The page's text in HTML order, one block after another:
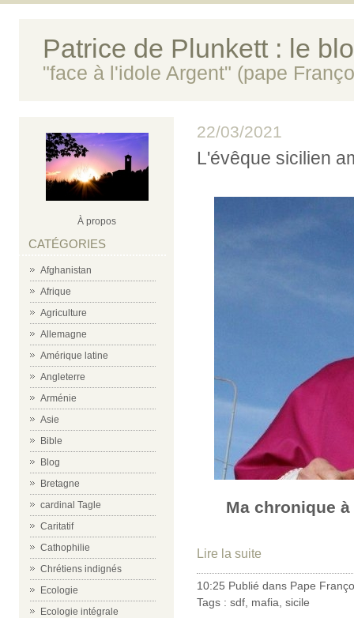
Patrice de Plunkett : le
"face à l'idole Argent" (pape
À propos
CATÉGORIES
Afghanistan
Afrique
Agriculture
Allemagne
Amérique latine
Angleterre
Arménie
Asie
Bible
Blog
Bretagne
cardinal Tagle
Caritatif
Cathophilie
Chrétiens indignés
Ecologie
Ecologie intégrale
22/03/2021
L'évêque sicilien
Ma chronique
Lire la suite
10:25 Publié dans Pape
Tags : sdf mafia sicile